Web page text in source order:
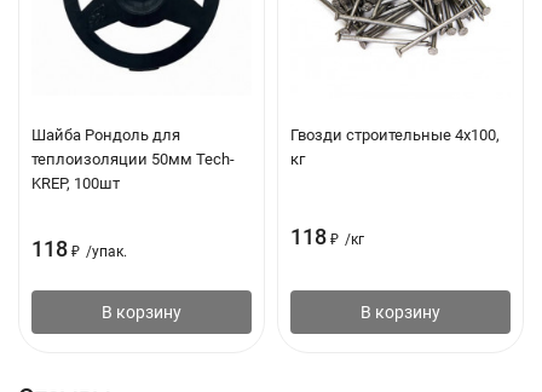
Шайба Рондоль для
теплоизоляции 50мм Tech-
KREP, 100шт
118 ₽ /упак.
В корзину
Гвозди строительные 4х100,
кг
118 ₽ /кг
В корзину